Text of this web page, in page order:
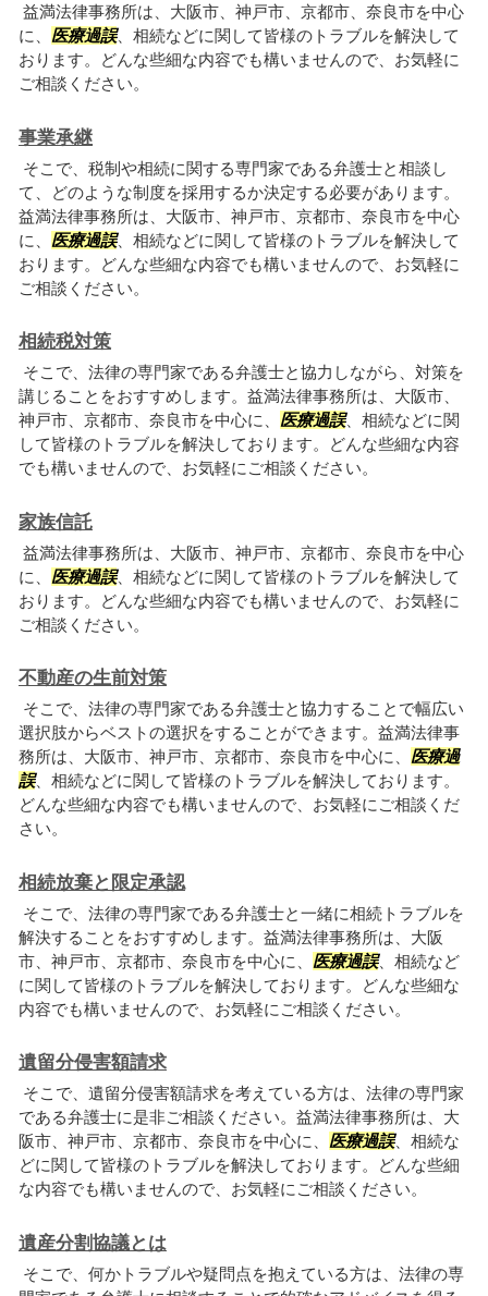
益満法律事務所は、大阪市、神戸市、京都市、奈良市を中心
に、 医療過誤、相続などに関して皆様のトラブルを解決して
おります。どんな些細な内容でも構いませんので、お気軽に
ご相談ください。
事業承継
そこで、税制や相続に関する専門家である弁護士と相談し
て、どのような制度を採用するか決定する必要があります。
益満法律事務所は、大阪市、神戸市、京都市、奈良市を中心
に、 医療過誤、相続などに関して皆様のトラブルを解決して
おります。どんな些細な内容でも構いませんので、お気軽に
ご相談ください。
相続税対策
そこで、法律の専門家である弁護士と協力しながら、対策を
講じることをおすすめします。益満法律事務所は、大阪市、
神戸市、京都市、奈良市を中心に、 医療過誤、相続などに関
して皆様のトラブルを解決しております。どんな些細な内容
でも構いませんので、お気軽にご相談ください。
家族信託
益満法律事務所は、大阪市、神戸市、京都市、奈良市を中心
に、 医療過誤、相続などに関して皆様のトラブルを解決して
おります。どんな些細な内容でも構いませんので、お気軽に
ご相談ください。
不動産の生前対策
そこで、法律の専門家である弁護士と協力することで幅広い
選択肢からベストの選択をすることができます。益満法律事
務所は、大阪市、神戸市、京都市、奈良市を中心に、 医療過
誤、相続などに関して皆様のトラブルを解決しております。
どんな些細な内容でも構いませんので、お気軽にご相談くだ
さい。
相続放棄と限定承認
そこで、法律の専門家である弁護士と一緒に相続トラブルを
解決することをおすすめします。益満法律事務所は、大阪
市、神戸市、京都市、奈良市を中心に、 医療過誤、相続など
に関して皆様のトラブルを解決しております。どんな些細な
内容でも構いませんので、お気軽にご相談ください。
遺留分侵害額請求
そこで、遺留分侵害額請求を考えている方は、法律の専門家
である弁護士に是非ご相談ください。益満法律事務所は、大
阪市、神戸市、京都市、奈良市を中心に、 医療過誤、相続な
どに関して皆様のトラブルを解決しております。どんな些細
な内容でも構いませんので、お気軽にご相談ください。
遺産分割協議とは
そこで、何かトラブルや疑問点を抱えている方は、法律の専